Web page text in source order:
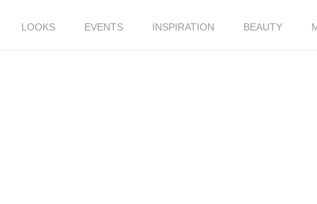
LOOKS EVENTS INSPIRATION BEAUTY